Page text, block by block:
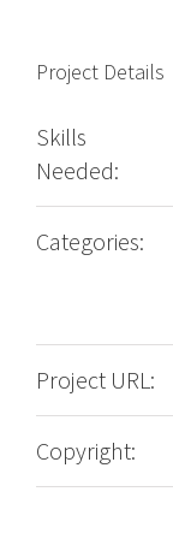
Project Details
Skills
Needed:
Categories:
Project URL:
Copyright: